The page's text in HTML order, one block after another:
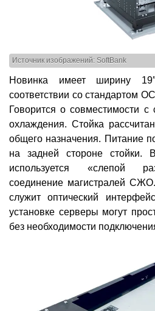
Источник изображений: SoftBank
Новинка имеет ширину
соответствии со стандартом
Говорится о совместимости с
охлаждения. Стойка
общего назначения. Питание
на задней стороне стойки.
используется «слепой
соединение магистралей
служит оптический
установке серверы могут
без необходимости